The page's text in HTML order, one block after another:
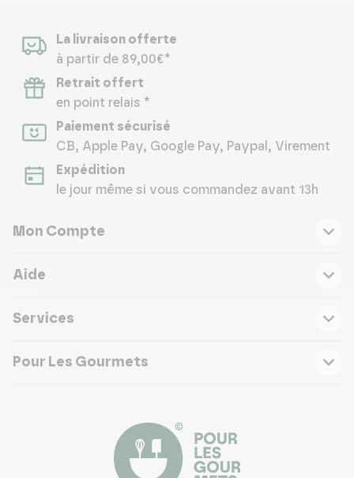
La livraison offerte
à partir de 89,00€*
Retrait offert
en point relais *
Paiement sécurisé
CB, Apple Pay, Google Pay, Paypal, Virement
Expédition
le jour même si vous commandez avant 13h
Mon Compte
Aide
Services
Pour Les Gourmets